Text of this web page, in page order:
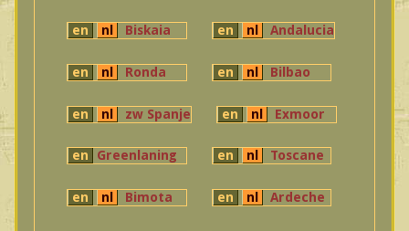
en nl Biskaia en nl Andalucia
en nl Ronda en nl Bilbao
en nl zw Spanje en nl Exmoor
en Greenlaning en nl Toscane
en nl Bimota en nl Ardeche